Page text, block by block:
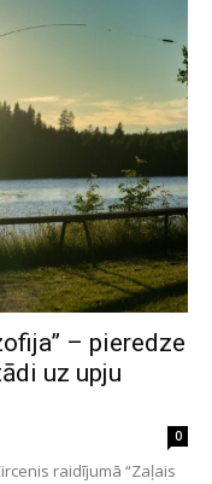
– pieredze
uz upju
0
raidījumā “Zaļais